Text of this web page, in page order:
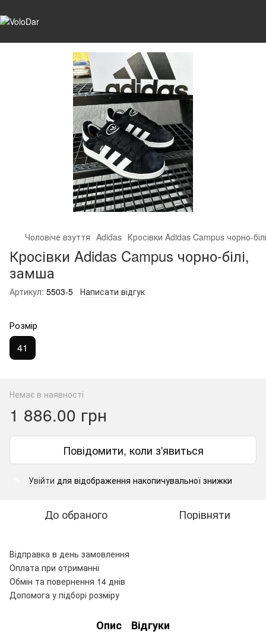
Чоловіче взуття Adidas Кросівки Adidas Campus чорно-
Кросівки Adidas Campus чорно-білі,
замша
Артикул: 5503-5 Написати відгук
Розмір
41
Немає в наявності
1 886.00 грн
Повідомити, коли з'явиться
Увійти для відображення накопичувальної знижки
До обраного Порівняти
Відправка в день замовлення
Оплата при отриманні
Обмін та повернення 14 днів
Допомога у підборі розміру
Опис Відгуки